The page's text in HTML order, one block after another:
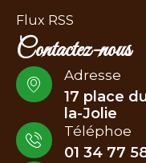
Flux RSS
Contactez-nous
Adresse
17 place
la-Jolie
Téléphoe
01 34 77